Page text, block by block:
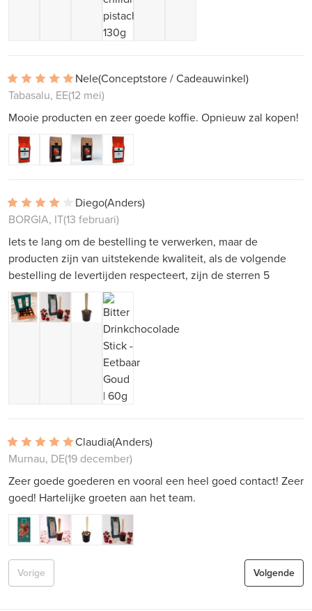
Nele(Conceptstore / Cadeauwinkel)
Tabasalu, EE(12 mei)
Mooie producten en zeer goede koffie. Opnieuw zal kopen!
Diego(Anders)
BORGIA, IT(13 februari)
Iets te lang om de bestelling te verwerken, maar de
producten zijn van uitstekende kwaliteit, als de volgende
bestelling de levertijden respecteert, zijn de sterren 5
Claudia(Anders)
Murnau, DE(19 december)
Zeer goede goederen en vooral een heel goed contact! Zeer
goed! Hartelijke groeten aan het team.
Volgende
Vorige